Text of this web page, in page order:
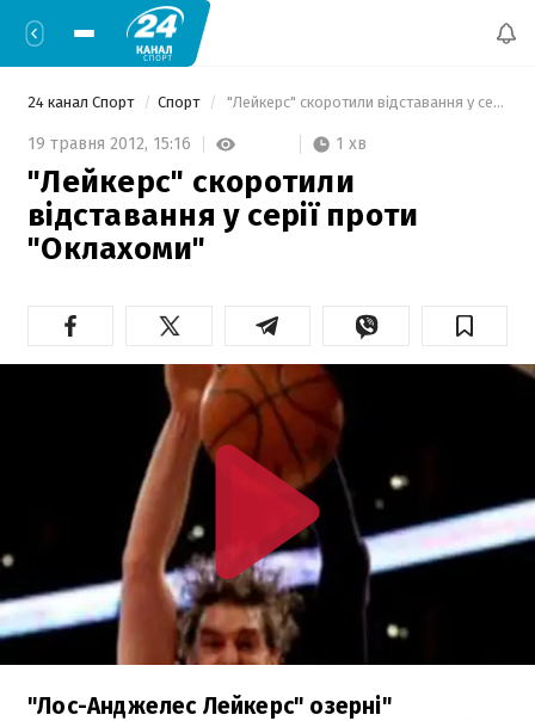
24 канал Спорт Спорт "Лейкерс" скоротили відставання у серії проти "Оклахоми"
19 травня 2012, 15:16 1 хв
"Лейкерс" скоротили
відставання у серії проти
"Оклахоми"
"Лос-Анджелес Лейкерс" озерні"